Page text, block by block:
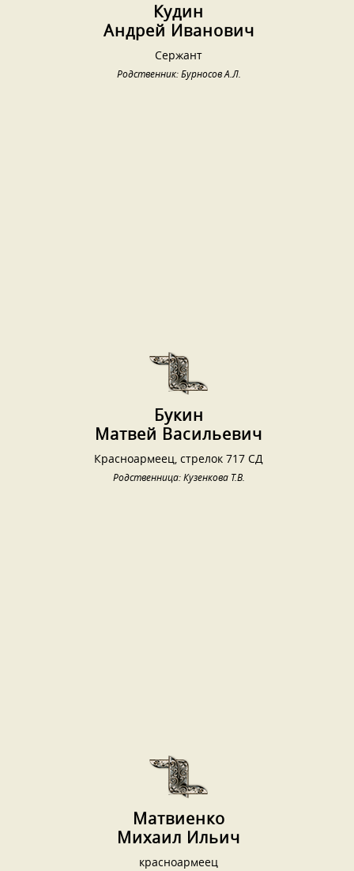
Кудин
Андрей Иванович
Сержант
Родственник: Бурносов А.Л.
Букин
Матвей Васильевич
Красноармеец, стрелок 717 СД
Родственница: Кузенкова Т.В.
Матвиенко
Михаил Ильич
красноармеец